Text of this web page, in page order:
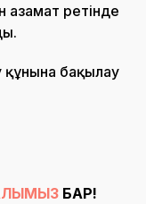
азамат ретінде
құнына бақылау
БАР!